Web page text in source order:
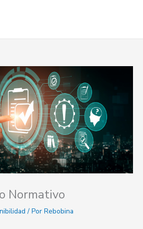
Normativo
/ Por Rebobina